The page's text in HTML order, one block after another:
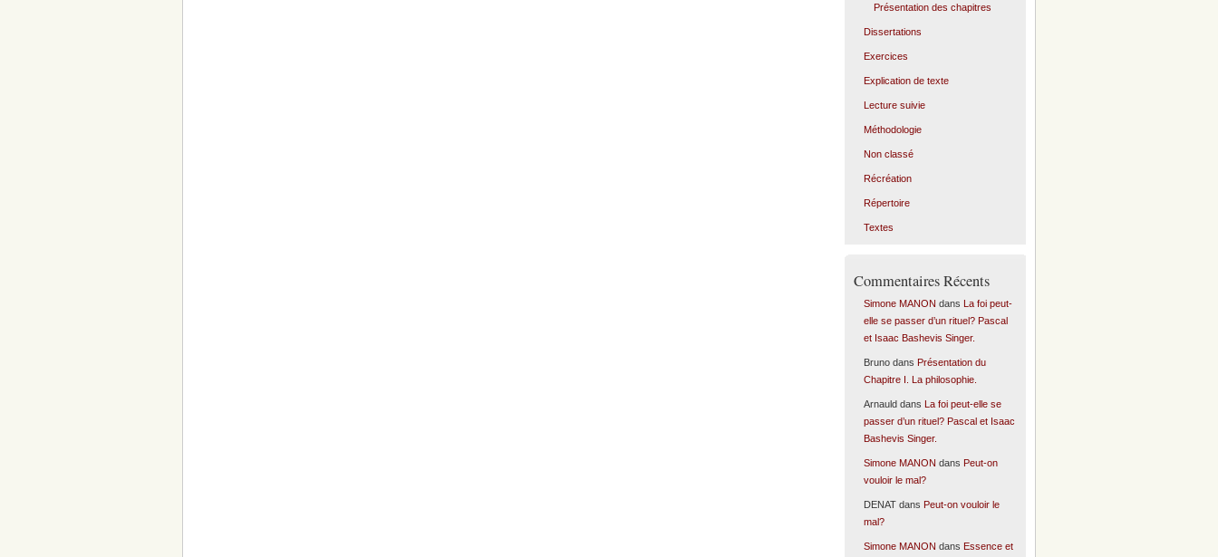
Présentation des chapitres
Dissertations
Exercices
Explication de texte
Lecture suivie
Méthodologie
Non classé
Récréation
Répertoire
Textes
Commentaires Récents
Simone MANON dans
La foi peut-
elle se passer d’un rituel? Pascal
et Isaac Bashevis Singer.
Brunodans Présentation du
Chapitre I. La philosophie.
Arnauld dans
La foi peut-elle se
passer d’un rituel? Pascal et Isaac
Bashevis Singer.
Simone MANON dans Peut-on
vouloir le mal?
DENATdans Peut-on vouloir le
mal?
Simone MANON dans Essence et